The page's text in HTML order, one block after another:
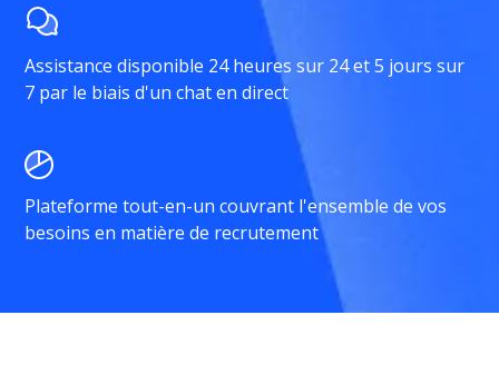
Assistance disponible 24 heures sur 24 et 5 jours sur
7 par le biais d'un chat en direct
Plateforme tout-en-un couvrant l'ensemble de vos
besoins en matière de recrutement